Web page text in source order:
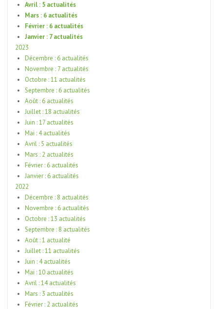
Avril : 5 actualités
Mars : 6 actualités
Février : 6 actualités
Janvier : 7 actualités
2023
Décembre : 6 actualités
Novembre : 7 actualités
Octobre : 11 actualités
Septembre : 6 actualités
Août : 6 actualités
Juillet : 18 actualités
Juin : 17 actualités
Mai : 4 actualités
Avril : 5 actualités
Mars : 2 actualités
Février : 6 actualités
Janvier : 6 actualités
2022
Décembre : 8 actualités
Novembre : 6 actualités
Octobre : 13 actualités
Septembre : 8 actualités
Août : 1 actualité
Juillet : 11 actualités
Juin : 4 actualités
Mai : 10 actualités
Avril : 14 actualités
Mars : 3 actualités
Février : 2 actualités